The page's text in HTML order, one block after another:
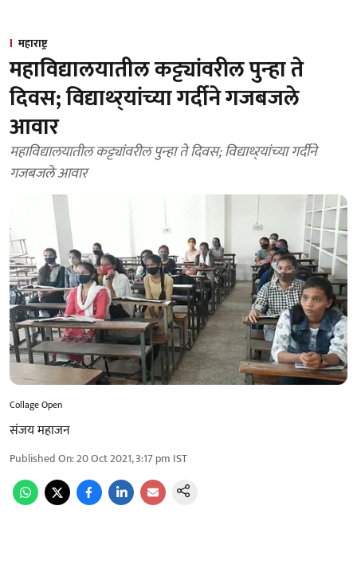
महाराष्ट्र
महाविद्यालयातील कट्ट्यांवरील पुन्‍हा ते
दिवस; विद्याथ्‍र्यांच्‍या गर्दीने गजबजले
आवार
महाविद्यालयातील कट्ट्यांवरील पुन्‍हा ते दिवस; विद्याथ्‍र्यांच्‍या गर्दीने
गजबजले आवार
Collage Open
संजय महाजन
Published On:20 Oct 2021, 3:17 pm IST